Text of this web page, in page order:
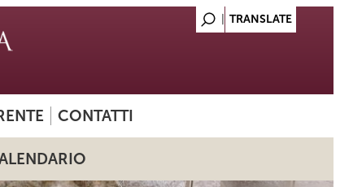
CONTATTI